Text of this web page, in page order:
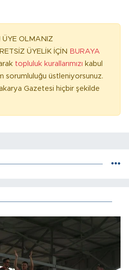
ÜYE OLMANIZ
ÜYELİK İÇİN BURAYA
topluluk kurallarımızı kabul
sorumluluğu üstleniyorsunuz.
Gazetesi hiçbir şekilde